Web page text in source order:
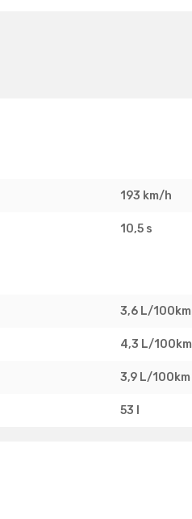
193 km/h
10,5 s
3,6 L/100km
4,3 L/100km
3,9 L/100km
53 l